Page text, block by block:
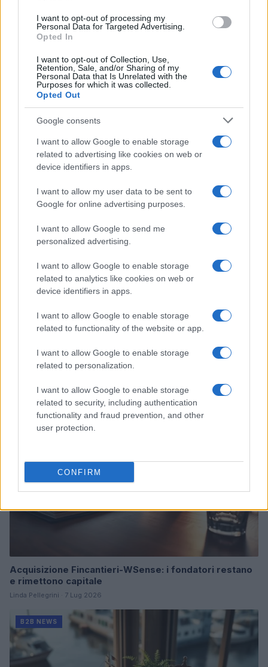
I want to opt-out of processing my
Personal Data for Targeted Advertising.
Opted In
I want to opt-out of Collection, Use,
Retention, Sale, and/or Sharing of my
Personal Data that Is Unrelated with the
Purposes for which it was collected.
Opted Out
Google consents
I want to allow Google to enable storage
related to advertising like cookies on web or
device identifiers in apps.
I want to allow my user data to be sent to
Google for online advertising purposes.
I want to allow Google to send me
personalized advertising.
I want to allow Google to enable storage
related to analytics like cookies on web or
device identifiers in apps.
I want to allow Google to enable storage
related to functionality of the website or app.
I want to allow Google to enable storage
related to personalization.
I want to allow Google to enable storage
related to security, including authentication
functionality and fraud prevention, and other
user protection.
CONFIRM
Continua a leggere
Ripensare le tecnologie umanitarie oltre i criteri dei
donatori
B2B NEWS
Acquisizione Fincantieri-WSense: i fondatori restano
e rimettono capitale
Linda Pellegrini · 7 Lug 2026
B2B NEWS